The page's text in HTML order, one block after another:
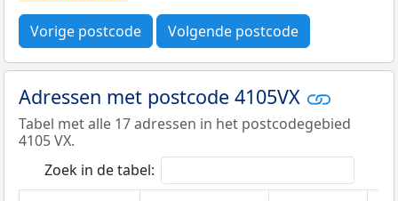
Vorige postcode Volgende postcode
Adressen met postcode 4105VX
Tabel met alle 17 adressen in het postcodegebied
4105 VX.
Zoek in de tabel: